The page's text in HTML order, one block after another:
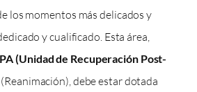
los momentos más delicados y
y cualificado. Esta área,
(Unidad de Recuperación Post-
(Reanimación), debe estar dotada